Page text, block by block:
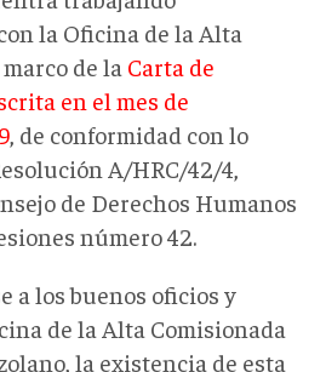
la Oficina de la Alta
de la Carta de
en el mes de
, de conformidad con lo
A/HRC/42/4,
de Derechos Humanos
número 42.
a los buenos oficios y
de la Alta Comisionada
la existencia de esta